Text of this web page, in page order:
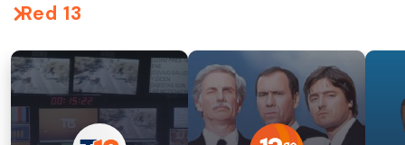
Red 13